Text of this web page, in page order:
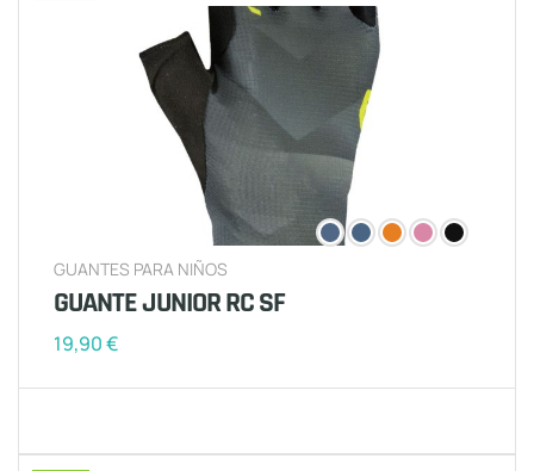
GUANTES PARA NIÑOS
GUANTE JUNIOR RC SF
19,90€